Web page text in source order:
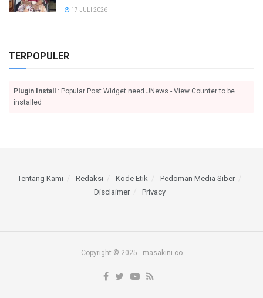
17 JULI 2026
TERPOPULER
Plugin Install
: Popular Post Widget need JNews - View Counter to be
installed
Tentang Kami Redaksi Kode Etik
Pedoman Media Siber
Disclaimer
Privacy
Copyright © 2025 - masakini.co